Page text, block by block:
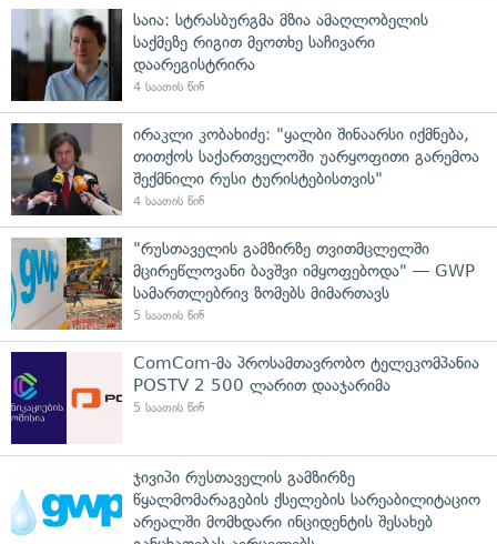
საია: სტრასბურგმა მზია ამაღლობელის
საქმეზე რიგით მეოთხე საჩივარი
დაარეგისტრირა
4 საათის წინ
ირაკლი კობახიძე: "ყალბი შინაარსი იქმნება,
თითქოს საქართველოში უარყოფითი გარემოა
შექმნილი რუსი ტურისტებისთვის"
4 საათის წინ
"რუსთაველის გამზირზე თვითმცლელში
მცირეწლოვანი ბავშვი იმყოფებოდა" — GWP
სამართლებრივ ზომებს მიმართავს
5 საათის წინ
ComCom-მა პროსამთავრობო ტელეკომპანია
POSTV 2 500 ლარით დააჯარიმა
5 საათის წინ
ჯივიპი რუსთაველის გამზირზე
წყალმომარაგების ქსელების სარეაბილიტაციო
არეალში მომხდარი ინციდენტის შესახებ